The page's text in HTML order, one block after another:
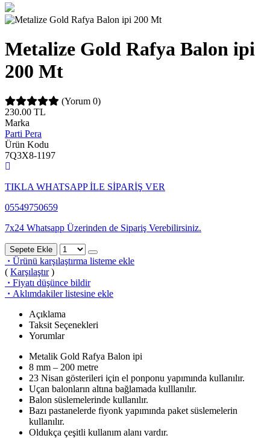
Metalize Gold Rafya Balon ipi
200 Mt
(Yorum 0)
230.00 TL
Marka
Parti Pera
Ürün Kodu
7Q3X8-1197
TIKLA WHATSAPP İLE SİPARİŞ VER
05549750659
7x24 Whatsapp Üzerinden de Sipariş Verebilirsiniz.
Sepete Ekle
· Ürünü karşılaştırma listeme ekle
( Karşılaştır)
· Fiyatı düşünce bildir
· Aklımdakiler listesine ekle
Açıklama
Taksit Seçenekleri
Yorumlar
Metalik Gold Rafya Balon ipi
8 mm – 200 metre
23 Nisan gösterileri için el ponponu yapımında kullanılır.
Uçan balonların altına bağlamada kulllanılır.
Balon süslemelerinde kullanılır.
Bazı pastanelerde fiyonk yapımında paket süslemelerin
kullanılır.
Oldukça çeşitli kullanım alanı vardır.